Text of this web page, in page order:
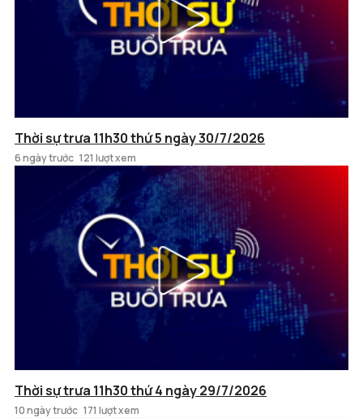
Thời sự trưa 11h30 thứ 5 ngày 30/7/2026
6 ngày trước 121 lượt xem
Thời sự trưa 11h30 thứ 4 ngày 29/7/2026
10 ngày trước 171 lượt xem